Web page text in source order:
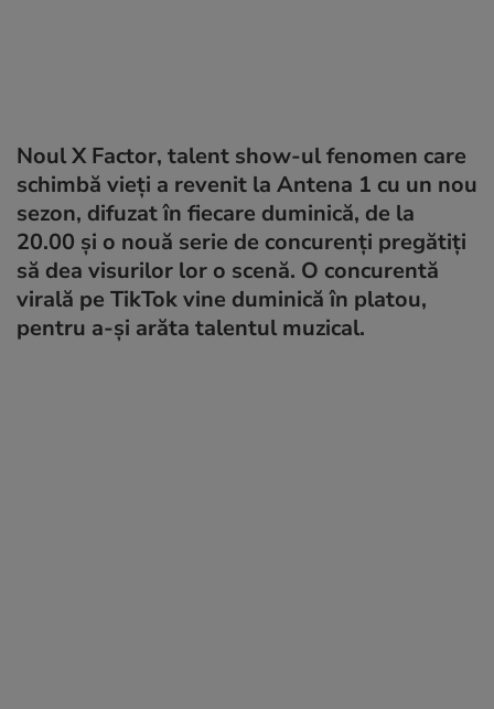
Noul X Factor, talent show-ul fenomen care
schimbă vieţi a revenit la Antena 1 cu un nou
sezon, difuzat în fiecare duminică, de la
20.00 şi o nouă serie de concurenţi pregătiţi
să dea visurilor lor o scenă. O concurentă
virală pe TikTok vine duminică în platou,
pentru a-și arăta talentul muzical.